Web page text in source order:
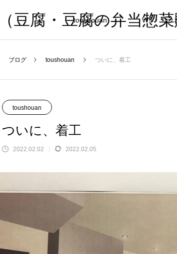
豆腐・豆腐の弁当惣
toushouan WS・コラ
ブログ toushouan ついに、着工
toushouan
ついに、着工
2022.02.02 2022.02.05